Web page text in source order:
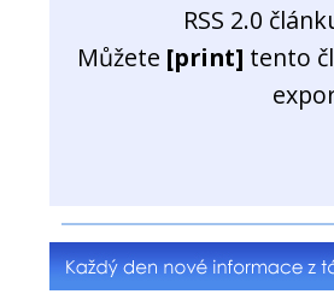
RSS 2.0
Můžete [print] tento